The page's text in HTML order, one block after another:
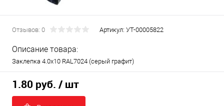
Отзывов: 0 Артикул: УТ-00005822
Описание товара:
Заклепка 4.0х10 RAL7024 (серый графит)
1.80 руб. / шт